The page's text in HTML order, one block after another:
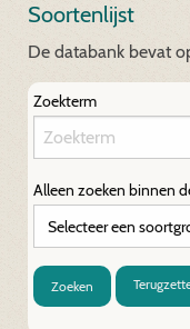
Soortenlijst
De databank bevat
Zoekterm
Alleen zoeken binnen
Zoeken